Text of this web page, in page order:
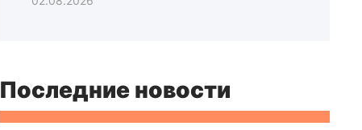
Последние новости